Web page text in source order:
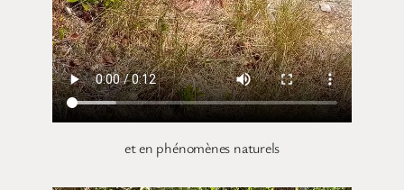
et en phénomènes naturels